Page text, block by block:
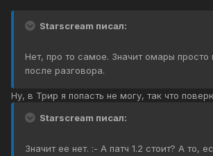
Starscream писал:
Нет, про то самое. Значит омары просто
после разговора.
Ну, в Трир я попасть не могу, так что
Starscream писал:
Значит ее нет. :- А патч 1.2 стоит? А то,